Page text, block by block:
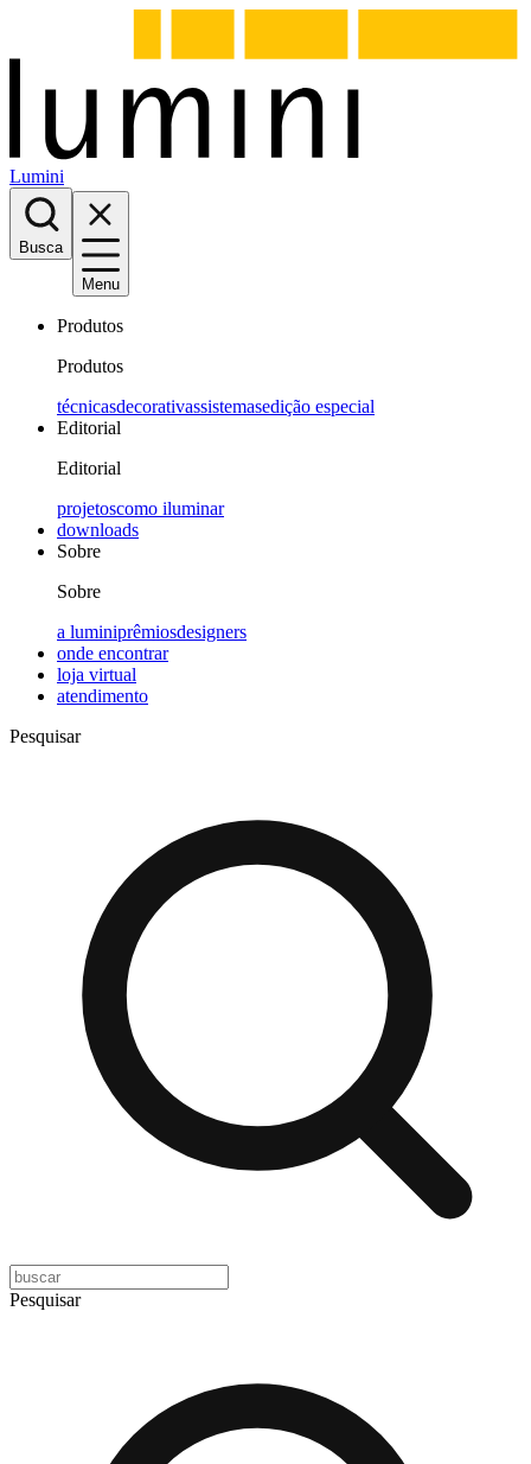
Lumini
Busca
Menu
Produtos
Produtos
técnicasdecorativassistemasedição especial
Editorial
Editorial
projetoscomo iluminar
downloads
Sobre
Sobre
a luminiprêmiosdesigners
onde encontrar
loja virtual
atendimento
Pesquisar
Pesquisar